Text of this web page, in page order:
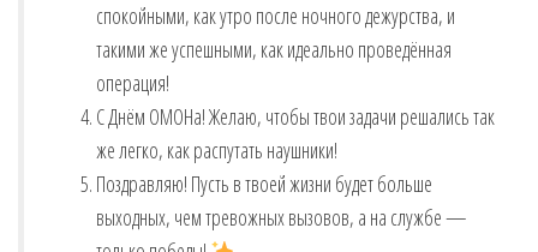
спокойными, как утро после ночного дежурства, и
такими же успешными, как идеально проведённая
операция!
С Днём ОМОНа! Желаю, чтобы твои задачи решались так
же легко, как распутать наушники!
Поздравляю! Пусть в твоей жизни будет больше
выходных, чем тревожных вызовов, а на службе —